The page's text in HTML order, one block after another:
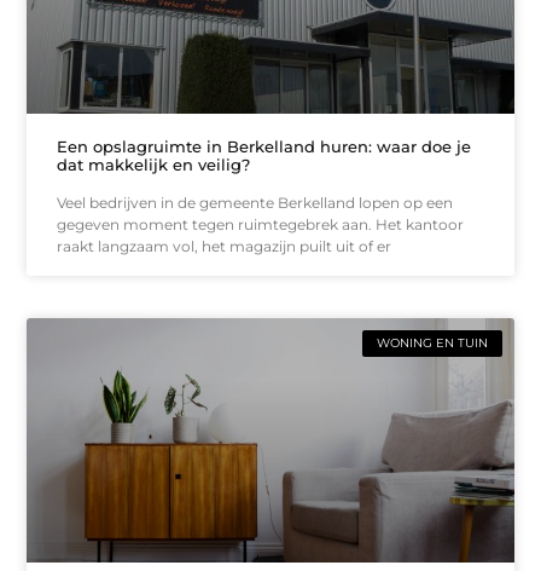
Een opslagruimte in Berkelland huren: waar doe je
dat makkelijk en veilig?
Veel bedrijven in de gemeente Berkelland lopen op een
gegeven moment tegen ruimtegebrek aan. Het kantoor
raakt langzaam vol, het magazijn puilt uit of er
WONING EN TUIN